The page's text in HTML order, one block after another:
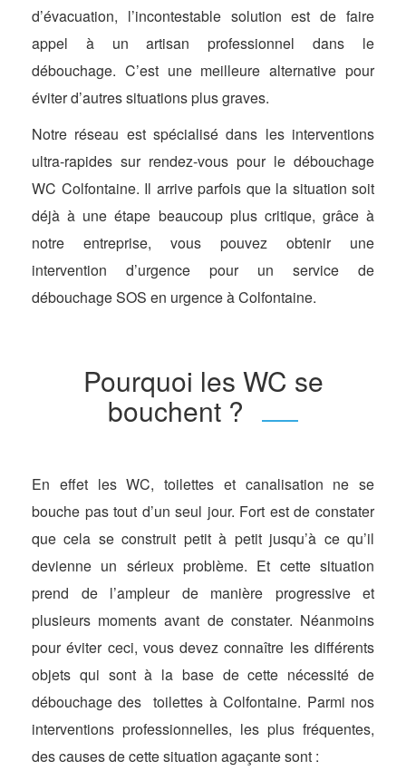
d’évacuation, l’incontestable solution est de faire
appel à un artisan professionnel dans le
débouchage. C’est une meilleure alternative pour
éviter d’autres situations plus graves.
Notre réseau est spécialisé dans les interventions
ultra-rapides sur rendez-vous pour le débouchage
WC Colfontaine. Il arrive parfois que la situation soit
déjà à une étape beaucoup plus critique, grâce à
notre entreprise, vous pouvez obtenir une
intervention d’urgence pour un service de
débouchage SOS en urgence à Colfontaine.
Pourquoi les WC se
bouchent ?
En effet les WC, toilettes et canalisation ne se
bouche pas tout d’un seul jour. Fort est de constater
que cela se construit petit à petit jusqu’à ce qu’il
devienne un sérieux problème. Et cette situation
prend de l’ampleur de manière progressive et
plusieurs moments avant de constater. Néanmoins
pour éviter ceci, vous devez connaître les différents
objets qui sont à la base de cette nécessité de
débouchage des toilettes à Colfontaine. Parmi nos
interventions professionnelles, les plus fréquentes,
des causes de cette situation agaçante sont :